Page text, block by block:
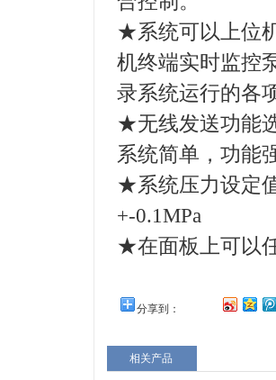
★系统可以上位
机终端实时监控
录系统运行的各
★无线发送功能
系统简单，功能
★系统压力设定
+-0.1MPa
★在面板上可以
分享到：
相关产品